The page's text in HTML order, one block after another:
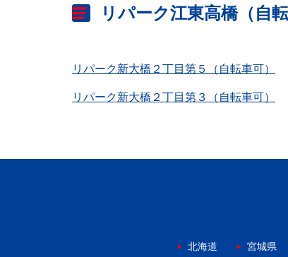
リパーク江東高橋（自
リパーク新大橋２丁目第５（自転車可）
リパーク新大橋２丁目第３（自転車可）
北海道 宮城県